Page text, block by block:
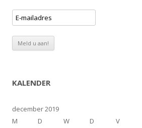
KALENDER
december 2019
M
D W D V